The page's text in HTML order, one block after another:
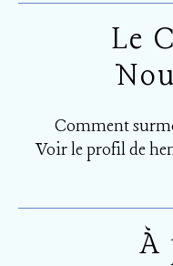
Le
Comment
Voir le profil de
À